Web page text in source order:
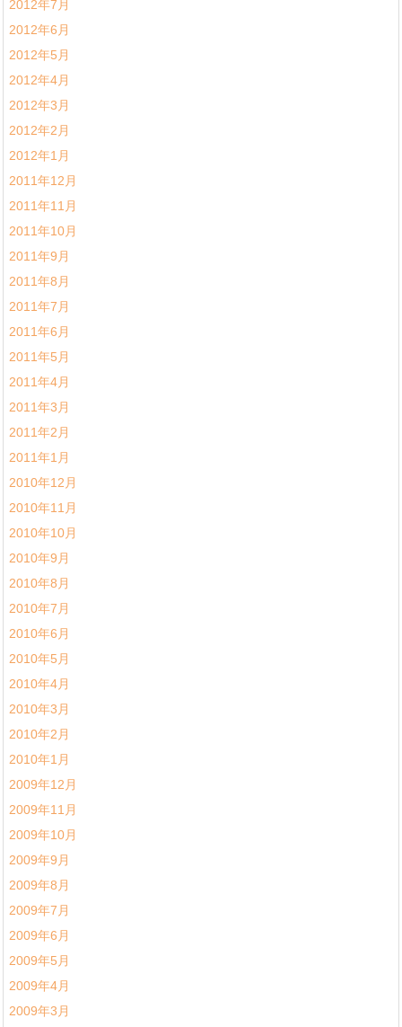
2012年7月
2012年6月
2012年5月
2012年4月
2012年3月
2012年2月
2012年1月
2011年12月
2011年11月
2011年10月
2011年9月
2011年8月
2011年7月
2011年6月
2011年5月
2011年4月
2011年3月
2011年2月
2011年1月
2010年12月
2010年11月
2010年10月
2010年9月
2010年8月
2010年7月
2010年6月
2010年5月
2010年4月
2010年3月
2010年2月
2010年1月
2009年12月
2009年11月
2009年10月
2009年9月
2009年8月
2009年7月
2009年6月
2009年5月
2009年4月
2009年3月